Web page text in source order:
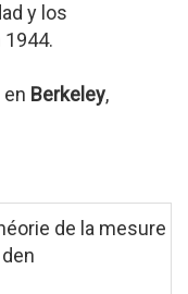
y los
Berkeley,
de la mesure